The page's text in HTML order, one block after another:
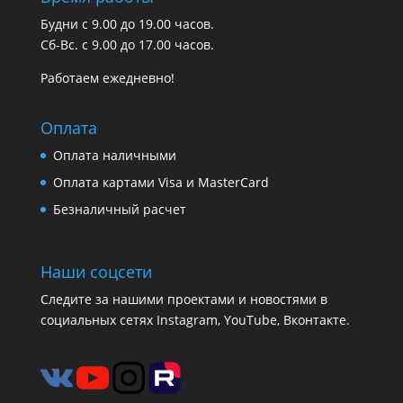
Будни с 9.00 до 19.00 часов.
Сб-Вс. с 9.00 до 17.00 часов.
Работаем ежедневно!
Оплата
Оплата наличными
Оплата картами Visa и MasterCard
Безналичный расчет
Наши соцсети
Следите за нашими проектами и новостями в
социальных сетях Instagram, YouTube, Вконтакте.